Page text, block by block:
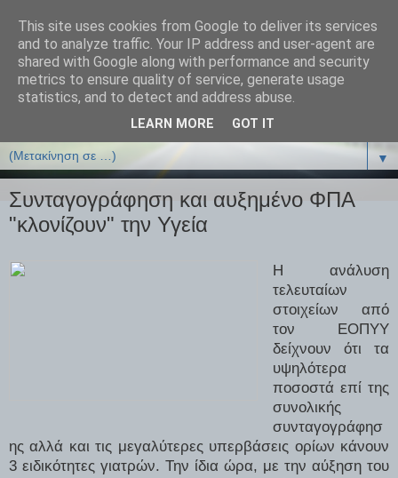
ΒΙΟΛΟΓΙΑonline.gr
Online Μαθήματα Βιολογίας
▼
Συνταγογράφηση και αυξημένο ΦΠΑ
"κλονίζουν" την Υγεία
Η ανάλυση
τελευταίων
στοιχείων από
τον ΕΟΠΥΥ
δείχνουν ότι τα
υψηλότερα
ποσοστά επί της
συνολικής
συνταγογράφησ
ης αλλά και τις μεγαλύτερες υπερβάσεις ορίων κάνουν
3 ειδικότητες γιατρών. Την ίδια ώρα, με την αύξηση του
This site uses cookies from Google to deliver its services
and to analyze traffic. Your IP address and user-agent are
shared with Google along with performance and security
metrics to ensure quality of service, generate usage
statistics, and to detect and address abuse.
LEARN MORE GOT IT